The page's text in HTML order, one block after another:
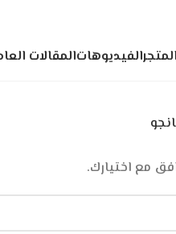
المتجرالفيديوهاتالمقالات
مع اختيارك.